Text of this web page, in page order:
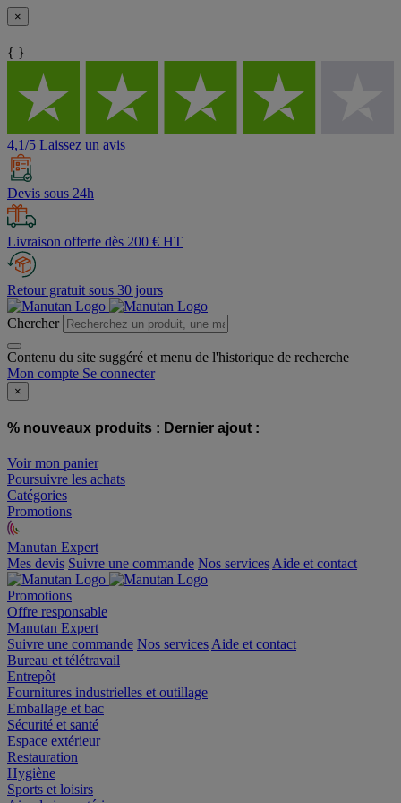
×
{ }
4,1/5 Laissez un avis
Devis sous 24h
Livraison offerte dès 200 € HT
Retour gratuit sous 30 jours
Chercher
Contenu du site suggéré et menu de l'historique de recherche
Mon compte Se connecter
×
% nouveaux produits : Dernier ajout :
Voir mon panier
Poursuivre les achats
Catégories
Promotions
Manutan Expert
offre reconditionnée
Mes devis Suivre une commande Nos services
Promotions
Offre responsable
Manutan Expert
Suivre une commande
Bureau et télétravail
Entrepôt
Fournitures industrielles et outillage
Emballage et bac
Sécurité et santé
Espace extérieur
Restauration
Hygiène